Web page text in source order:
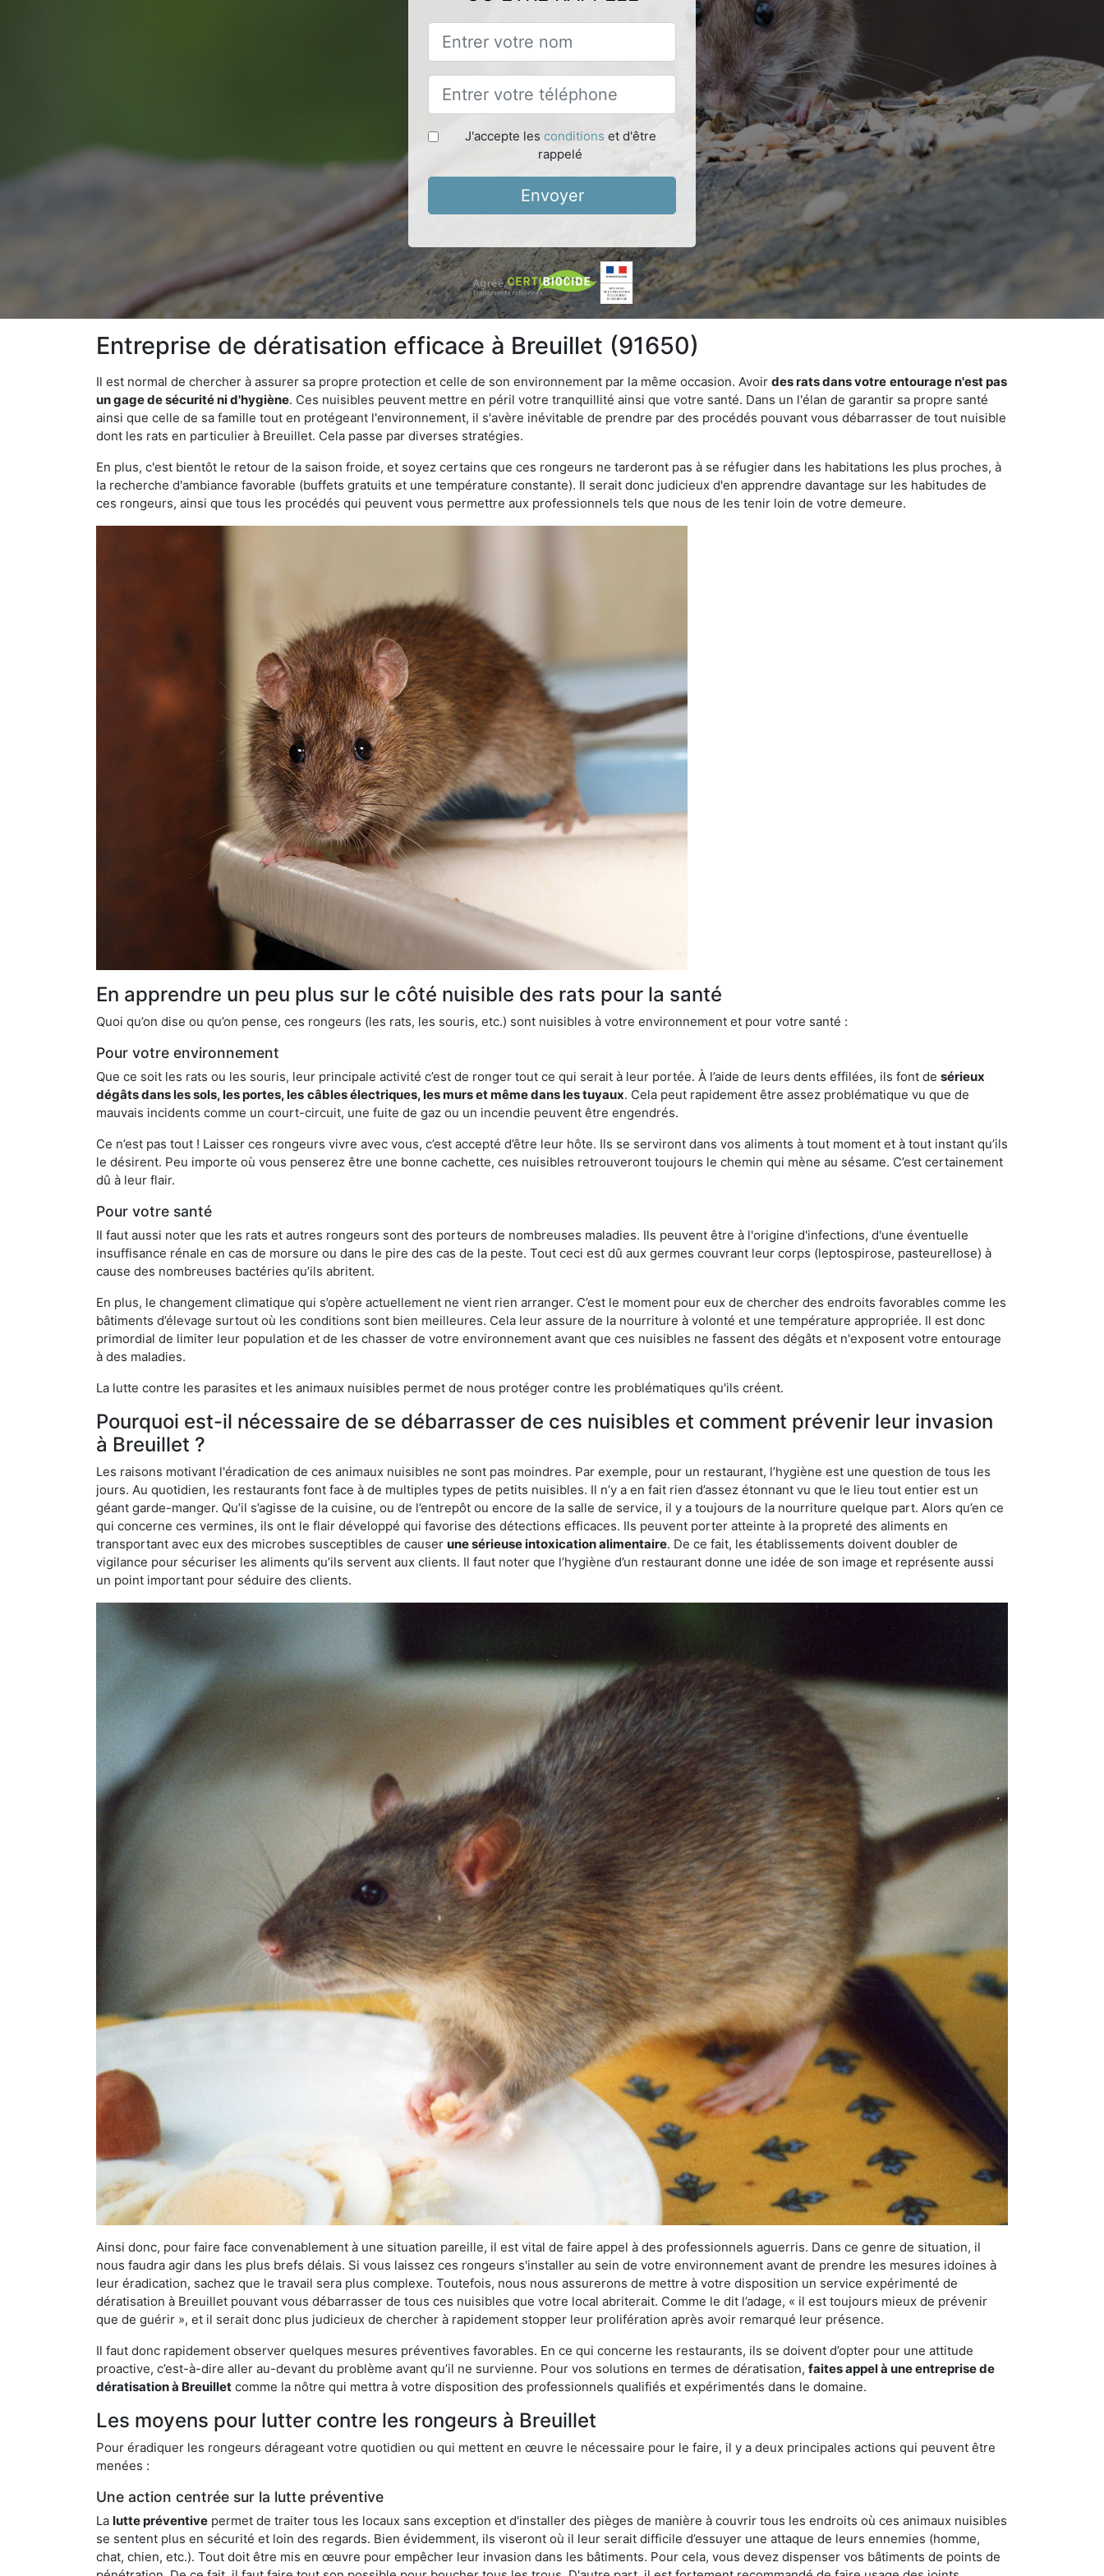
J'accepte les conditions et d'être
rappelé
Envoyer
Entreprise de dératisation efficace à Breuillet (91650)
Il est normal de chercher à assurer sa propre protection et celle de son environnement par la même occasion. Avoir des rats dans votre entourage n'est pas
un gage de sécurité ni d'hygiène. Ces nuisibles peuvent mettre en péril votre tranquillité ainsi que votre santé. Dans un l'élan de garantir sa propre santé
ainsi que celle de sa famille tout en protégeant l'environnement, il s'avère inévitable de prendre par des procédés pouvant vous débarrasser de tout nuisible
dont les rats en particulier à Breuillet. Cela passe par diverses stratégies.
En plus, c'est bientôt le retour de la saison froide, et soyez certains que ces rongeurs ne tarderont pas à se réfugier dans les habitations les plus proches, à
la recherche d'ambiance favorable (buffets gratuits et une température constante). Il serait donc judicieux d'en apprendre davantage sur les habitudes de
ces rongeurs, ainsi que tous les procédés qui peuvent vous permettre aux professionnels tels que nous de les tenir loin de votre demeure.
En apprendre un peu plus sur le côté nuisible des rats pour la santé
Quoi qu’on dise ou qu’on pense, ces rongeurs (les rats, les souris, etc.) sont nuisibles à votre environnement et pour votre santé :
Pour votre environnement
Que ce soit les rats ou les souris, leur principale activité c’est de ronger tout ce qui serait à leur portée. À l’aide de leurs dents effilées, ils font de sérieux
dégâts dans les sols, les portes, les câbles électriques, les murs et même dans les tuyaux. Cela peut rapidement être assez problématique vu que de
mauvais incidents comme un court-circuit, une fuite de gaz ou un incendie peuvent être engendrés.
Ce n’est pas tout ! Laisser ces rongeurs vivre avec vous, c’est accepté d’être leur hôte. Ils se serviront dans vos aliments à tout moment et à tout instant qu’ils
le désirent. Peu importe où vous penserez être une bonne cachette, ces nuisibles retrouveront toujours le chemin qui mène au sésame. C’est certainement
dû à leur flair.
Pour votre santé
Il faut aussi noter que les rats et autres rongeurs sont des porteurs de nombreuses maladies. Ils peuvent être à l'origine d'infections, d'une éventuelle
insuffisance rénale en cas de morsure ou dans le pire des cas de la peste. Tout ceci est dû aux germes couvrant leur corps (leptospirose, pasteurellose) à
cause des nombreuses bactéries qu’ils abritent.
En plus, le changement climatique qui s’opère actuellement ne vient rien arranger. C’est le moment pour eux de chercher des endroits favorables comme les
bâtiments d’élevage surtout où les conditions sont bien meilleures. Cela leur assure de la nourriture à volonté et une température appropriée. Il est donc
primordial de limiter leur population et de les chasser de votre environnement avant que ces nuisibles ne fassent des dégâts et n'exposent votre entourage
à des maladies.
La lutte contre les parasites et les animaux nuisibles permet de nous protéger contre les problématiques qu'ils créent.
Pourquoi est-il nécessaire de se débarrasser de ces nuisibles et comment prévenir leur invasion
à Breuillet ?
Les raisons motivant l'éradication de ces animaux nuisibles ne sont pas moindres. Par exemple, pour un restaurant, l’hygiène est une question de tous les
jours. Au quotidien, les restaurants font face à de multiples types de petits nuisibles. Il n’y a en fait rien d’assez étonnant vu que le lieu tout entier est un
géant garde-manger. Qu’il s’agisse de la cuisine, ou de l’entrepôt ou encore de la salle de service, il y a toujours de la nourriture quelque part. Alors qu’en ce
qui concerne ces vermines, ils ont le flair développé qui favorise des détections efficaces. Ils peuvent porter atteinte à la propreté des aliments en
transportant avec eux des microbes susceptibles de causer une sérieuse intoxication alimentaire. De ce fait, les établissements doivent doubler de
vigilance pour sécuriser les aliments qu’ils servent aux clients. Il faut noter que l’hygiène d’un restaurant donne une idée de son image et représente aussi
un point important pour séduire des clients.
Ainsi donc, pour faire face convenablement à une situation pareille, il est vital de faire appel à des professionnels aguerris. Dans ce genre de situation, il
nous faudra agir dans les plus brefs délais. Si vous laissez ces rongeurs s'installer au sein de votre environnement avant de prendre les mesures idoines à
leur éradication, sachez que le travail sera plus complexe. Toutefois, nous nous assurerons de mettre à votre disposition un service expérimenté de
dératisation à Breuillet pouvant vous débarrasser de tous ces nuisibles que votre local abriterait. Comme le dit l’adage, « il est toujours mieux de prévenir
que de guérir », et il serait donc plus judicieux de chercher à rapidement stopper leur prolifération après avoir remarqué leur présence.
Il faut donc rapidement observer quelques mesures préventives favorables. En ce qui concerne les restaurants, ils se doivent d’opter pour une attitude
proactive, c’est-à-dire aller au-devant du problème avant qu’il ne survienne. Pour vos solutions en termes de dératisation, faites appel à une entreprise de
dératisation à Breuillet comme la nôtre qui mettra à votre disposition des professionnels qualifiés et expérimentés dans le domaine.
Les moyens pour lutter contre les rongeurs à Breuillet
Pour éradiquer les rongeurs dérageant votre quotidien ou qui mettent en œuvre le nécessaire pour le faire, il y a deux principales actions qui peuvent être
menées :
Une action centrée sur la lutte préventive
La lutte préventive permet de traiter tous les locaux sans exception et d'installer des pièges de manière à couvrir tous les endroits où ces animaux nuisibles
se sentent plus en sécurité et loin des regards. Bien évidemment, ils viseront où il leur serait difficile d’essuyer une attaque de leurs ennemies (homme,
chat, chien, etc.). Tout doit être mis en œuvre pour empêcher leur invasion dans les bâtiments. Pour cela, vous devez dispenser vos bâtiments de points de